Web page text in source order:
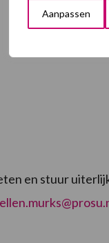
Aanpassen
en stuur